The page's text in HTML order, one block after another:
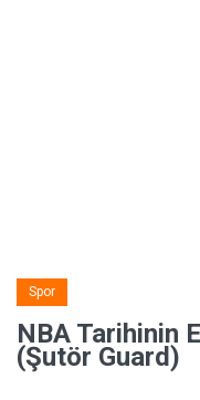
Spor
NBA Tarihinin
(Şutör Guard)